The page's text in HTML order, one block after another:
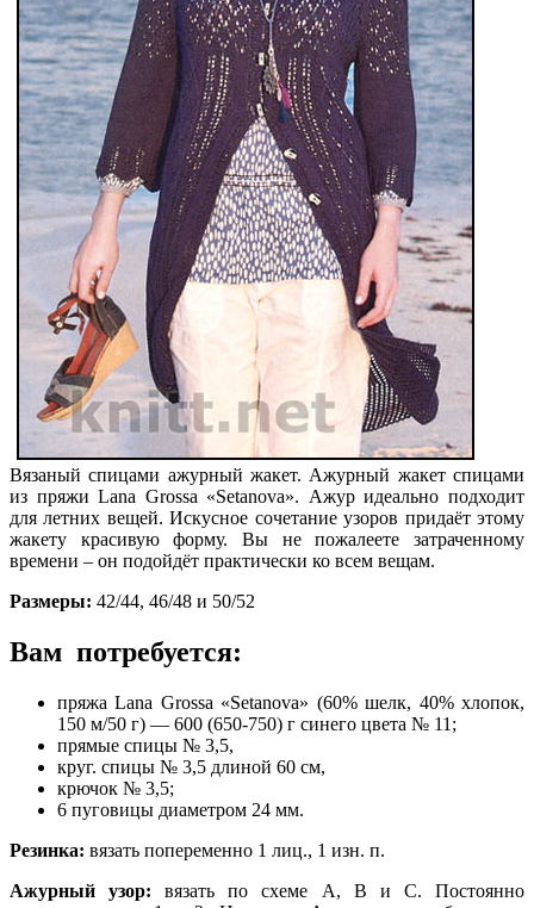
Вязаный спицами ажурный жакет. Ажурный жакет спицами
из пряжи Lana Grossa «Setanova». Ажур идеально подходит
для летних вещей. Искусное сочетание узоров придаёт этому
жакету красивую форму. Вы не пожалеете затраченному
времени – он подойдёт практически ко всем вещам.
Размеры: 42/44, 46/48 и 50/52
Вам потребуется:
пряжа Lana Grossa «Setanova» (60% шелк, 40% хлопок,
150 м/50 г) — 600 (650-750) г синего цвета № 11;
прямые спицы № 3,5,
круг. спицы № 3,5 длиной 60 см,
крючок № 3,5;
6 пуговицы диаметром 24 мм.
Резинка: вязать попеременно 1 лиц., 1 изн. п.
Ажурный узор: вязать по схеме А, В и С. Постоянно